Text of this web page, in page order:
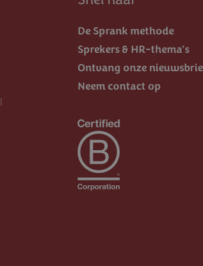
De Sprank methode
Sprekers & HR-thema's
Ontvang onze
Neem contact op